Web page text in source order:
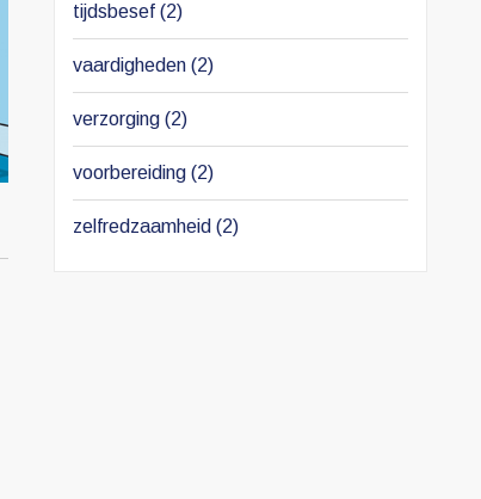
tijdsbesef (2)
vaardigheden (2)
verzorging (2)
voorbereiding (2)
zelfredzaamheid (2)